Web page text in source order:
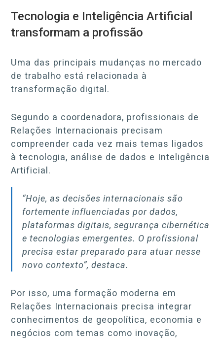
Tecnologia e Inteligência Artificial
transformam a profissão
Uma das principais mudanças no mercado
de trabalho está relacionada à
transformação digital.
Segundo a coordenadora, profissionais de
Relações Internacionais precisam
compreender cada vez mais temas ligados
à tecnologia, análise de dados e Inteligência
Artificial.
“Hoje, as decisões internacionais são
fortemente influenciadas por dados,
plataformas digitais, segurança cibernética
e tecnologias emergentes. O profissional
precisa estar preparado para atuar nesse
novo contexto”, destaca.
Por isso, uma formação moderna em
Relações Internacionais precisa integrar
conhecimentos de geopolítica, economia e
negócios com temas como inovação,